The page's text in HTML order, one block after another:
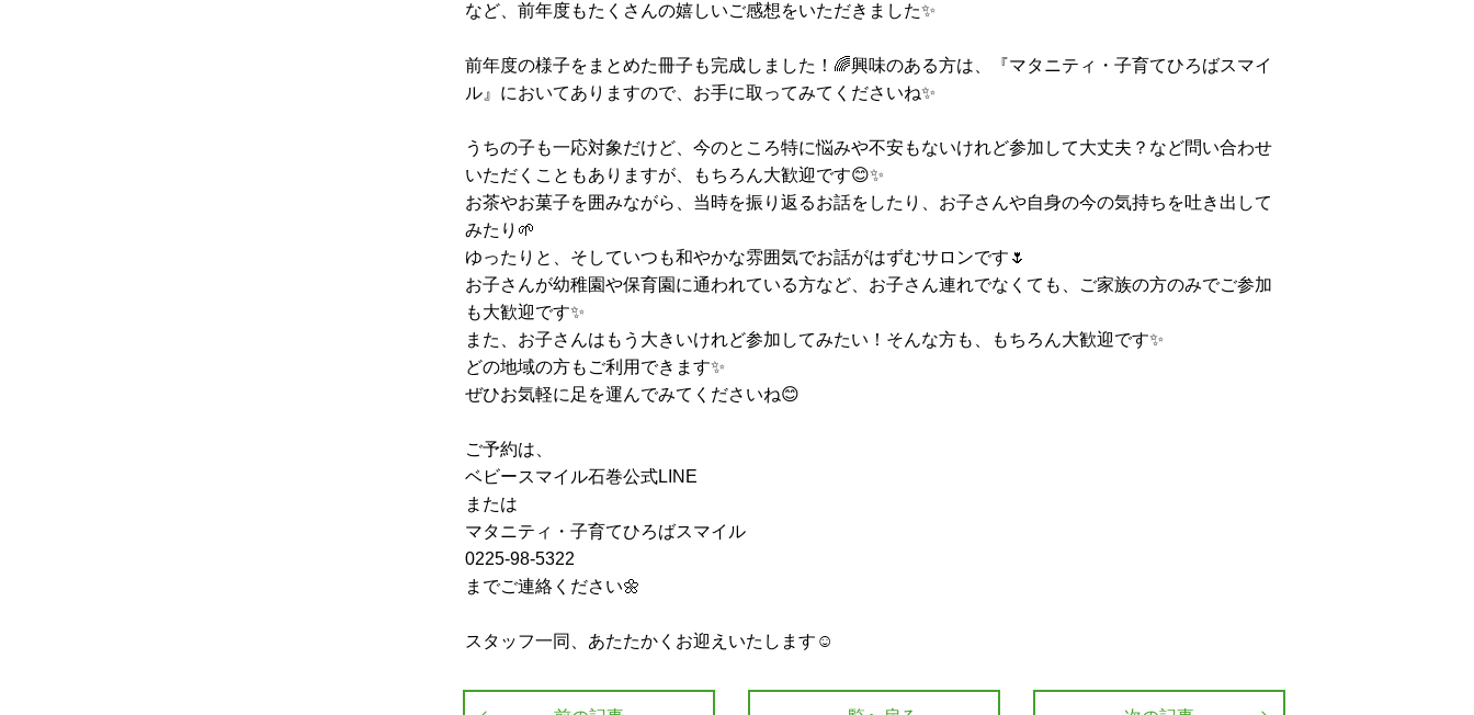
など、前年度もたくさんの嬉しいご感想をいただきました✨
前年度の様子をまとめた冊子も完成しました！🌈興味のある方は、『マタニティ・子育てひろばスマイ
ル』においてありますので、お手に取ってみてくださいね✨
うちの子も一応対象だけど、今のところ特に悩みや不安もないけれど参加して大丈夫？など問い合わせ
いただくこともありますが、もちろん大歓迎です😊✨
お茶やお菓子を囲みながら、当時を振り返るお話をしたり、お子さんや自身の今の気持ちを吐き出して
みたり🌱
ゆったりと、そしていつも和やかな雰囲気でお話がはずむサロンです🌷
お子さんが幼稚園や保育園に通われている方など、お子さん連れでなくても、ご家族の方のみでご参加
も大歓迎です✨
また、お子さんはもう大きいけれど参加してみたい！そんな方も、もちろん大歓迎です✨
どの地域の方もご利用できます✨
ぜひお気軽に足を運んでみてくださいね😊
ご予約は、
ベビースマイル石巻公式LINE
または
マタニティ・子育てひろばスマイル
0225-98-5322
までご連絡ください🌼
スタッフ一同、あたたかくお迎えいたします☺️